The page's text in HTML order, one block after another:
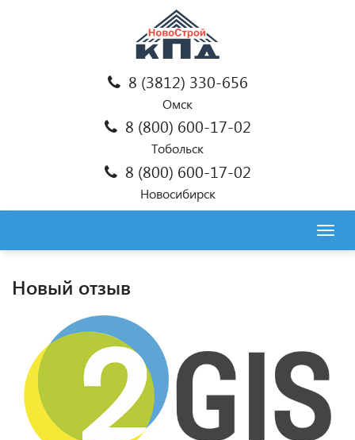
8 (3812) 330-656
Омск
8 (800) 600-17-02
Тобольск
8 (800) 600-17-02
Новосибирск
Новый отзыв